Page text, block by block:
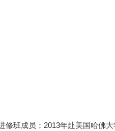
班成员；2013年赴美国哈佛